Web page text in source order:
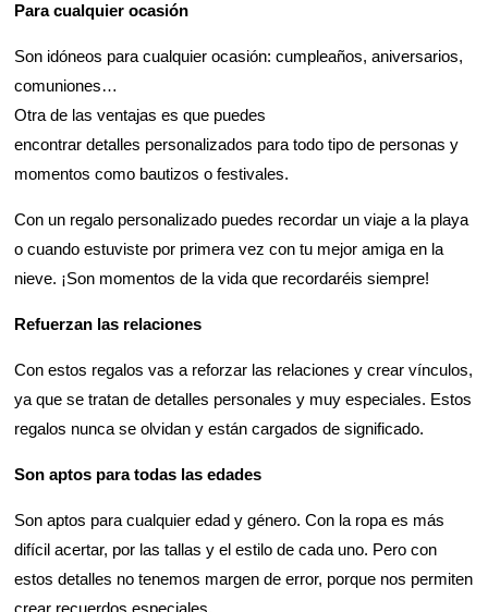
Para cualquier ocasión
Son idóneos para cualquier ocasión: cumpleaños, aniversarios,
comuniones…
Otra de las ventajas es que puedes
encontrar detalles personalizados para todo tipo de personas y
momentos como bautizos o festivales.
Con un regalo personalizado puedes recordar un viaje a la playa
o cuando estuviste por primera vez con tu mejor amiga en la
nieve. ¡Son momentos de la vida que recordaréis siempre!
Refuerzan las relaciones
Con estos regalos vas a reforzar las relaciones y crear vínculos,
ya que se tratan de detalles personales y muy especiales. Estos
regalos nunca se olvidan y están cargados de significado.
Son aptos para todas las edades
Son aptos para cualquier edad y género. Con la ropa es más
difícil acertar, por las tallas y el estilo de cada uno. Pero con
estos detalles no tenemos margen de error, porque nos permiten